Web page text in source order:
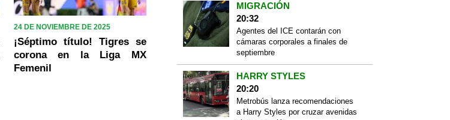
24 DE NOVIEMBRE DE 2025
¡Séptimo título! Tigres se
corona en la Liga MX
Femenil
MIGRACIÓN
20:32
Agentes del ICE contarán con
cámaras corporales a finales de
septiembre
HARRY STYLES
20:20
Metrobús lanza recomendaciones
a Harry Styles por cruzar avenidas